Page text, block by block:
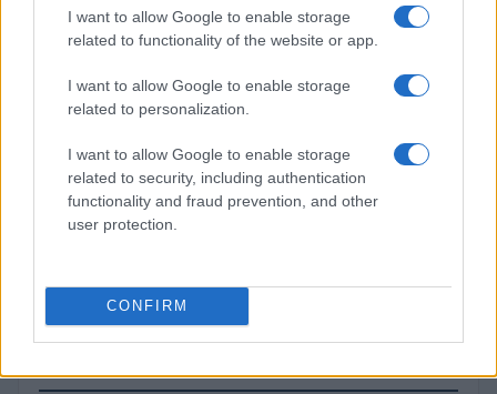
I want to allow Google to enable storage
related to functionality of the website or app.
I want to allow Google to enable storage
related to personalization.
I want to allow Google to enable storage
related to security, including authentication
functionality and fraud prevention, and other
user protection.
CONFIRM
Diego Martín · 5 Ago 2026
COTIZACIONES CRYPTO